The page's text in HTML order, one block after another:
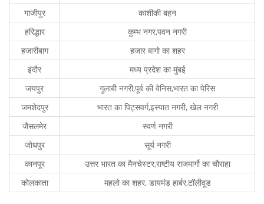
गाजीपुर
काशीकी बहन
हरिद्धार
कुम्भ नगर,पवन नगरी
हजारीबाग
हजार बागो का शहर
इंदौर
मध्य प्रदेश का मुंबई
जयपुर
गुलाबी नगरी,पूर्व की वेनिस,भारत का पेरिस
जमशेदपुर
भारत का पिट्सवर्ग,इस्पात नगरी, खेल नगरी
जैसलमेर
स्वर्ण नगरी
जोधपुर
सूर्य नगरी
कानपूर
उत्तर भारत का मैनचेस्टर,राष्टीय राजमार्गो का चौराहा
कोलकाता
महलो का शहर, डायमंड हार्बर,टॉलीवूड